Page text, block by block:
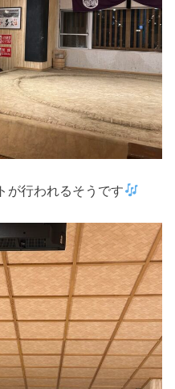
が行われるそうです